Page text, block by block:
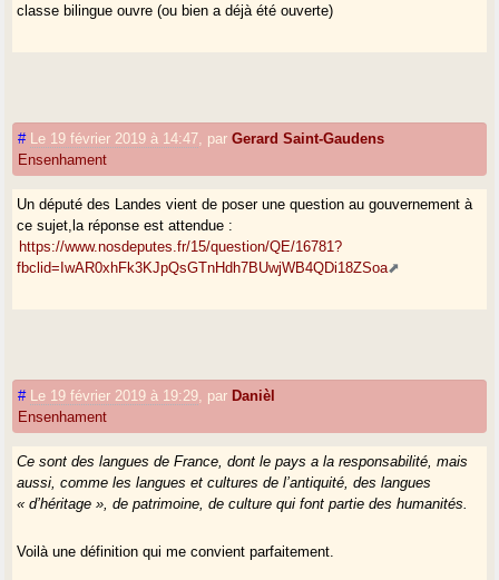
classe bilingue ouvre (ou bien a déjà été ouverte)
# Le 19 février 2019 à 14:47 parGerard Saint-Gaudens
Ensenhament
Un député des Landes vient de poser une question au gouvernement à
ce sujet,la réponse est attendue :
https://www.nosdeputes.fr/15/question/QE/16781?
fbclid=IwAR0xhFk3KJpQsGTnHdh7BUwjWB4QDi18ZSoa
# Le 19 février 2019 à 19:29 par Danièl
Ensenhament
Ce sont des langues de France, dont le pays a la responsabilité, mais
aussi, comme les langues et cultures de l’antiquité, des langues
« d’héritage », de patrimoine, de culture qui font partie des humanités.
Voilà une définition qui me convient parfaitement.